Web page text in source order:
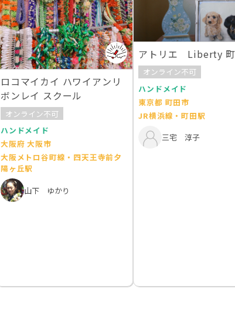
ロコマイカイ ハワイアンリ
ボンレイ スクール
オンライン不可
ハンドメイド
大阪府 大阪市
大阪メトロ谷町線・四天王寺前夕
陽ヶ丘駅
山下 ゆかり
アトリエ Liberty
オンライン不可
ハンドメイド
東京都 町田市
JR横浜線・町田駅
三宅 淳子